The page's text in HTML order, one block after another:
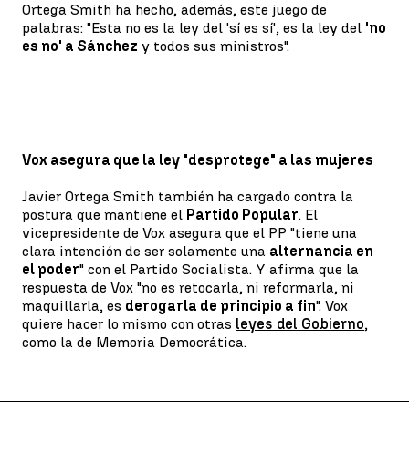
Ortega Smith ha hecho, además, este juego de
palabras: "Esta no es la ley del 'sí es sí', es la ley del 'no
es no' a Sánchez y todos sus ministros".
Vox asegura que la ley "desprotege" a las mujeres
Javier Ortega Smith también ha cargado contra la
postura que mantiene el Partido Popular. El
vicepresidente de Vox asegura que el PP "tiene una
clara intención de ser solamente una alternancia en
el poder" con el Partido Socialista. Y afirma que la
respuesta de Vox "no es retocarla, ni reformarla, ni
maquillarla, es derogarla de principio a fin". Vox
quiere hacer lo mismo con otras leyes del Gobierno,
como la de Memoria Democrática.